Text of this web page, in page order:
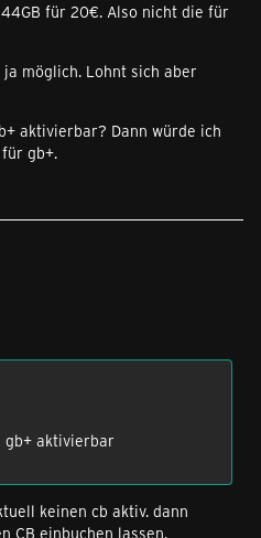
für 20€. Also nicht die für
möglich. Lohnt sich aber
aktivierbar? Dann würde ich
gb+.
gb+ aktivierbar
keinen cb aktiv. dann
CB einbuchen lassen.